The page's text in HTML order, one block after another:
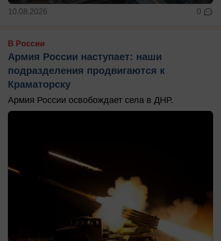
10.08.2026 0
В России
Армия России наступает: наши
подразделения продвигаются к
Краматорску
Армия России освобождает села в ДНР.